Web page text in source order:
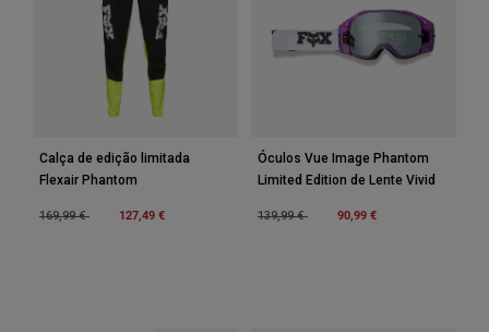
Accessories
All Accessories
Bags & Backpacks
Ver tudo
Calça de edição limitada
Flexair Phantom
Price reduced from
169,99 € 127,49 €
Óculos Vue Image Phantom
Limited Edition de Lente Vivid
Price reduced from
139,99 € 90,99 €